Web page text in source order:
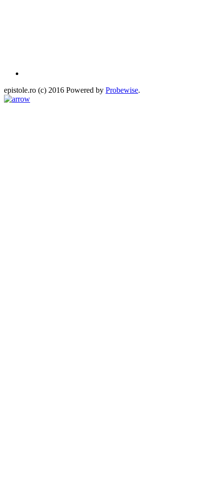
epistole.ro (c) 2016 Powered by Probewise.